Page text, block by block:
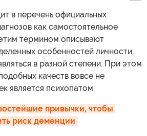
в перечень официальных
как самостоятельное
термином описывают
особенностей личности,
в разной степени. При этом
качеств вовсе не
является психопатом.
привычки, чтобы
риск деменции